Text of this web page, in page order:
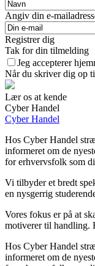
Angiv din e-
Registrer dig
Tak for din tilmelding
Jeg accepterer
Når du skriver dig op
Lær os at kende
Cyber Handel
Cyber Handel
Hos Cyber Handel
informeret om de
for erhvervsfolk som
Vi tilbyder et bredt
en nysgerrig
Vores fokus er på at
motiverer til handling.
Hos Cyber Handel
informeret om de